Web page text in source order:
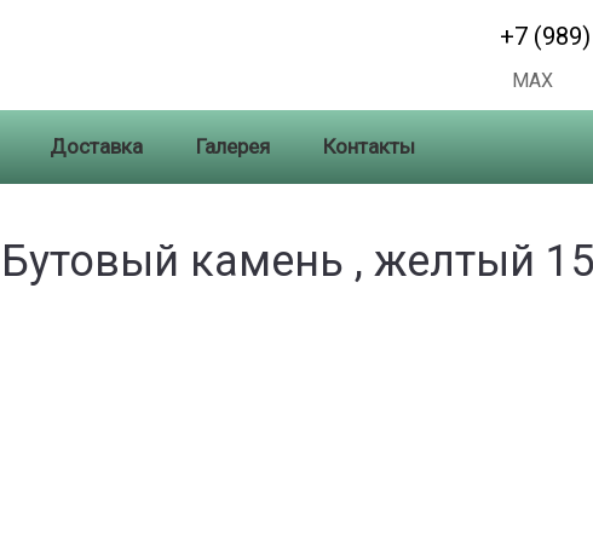
+7
MAX
Доставка Галерея Контакты
Бутовый камень , желтый